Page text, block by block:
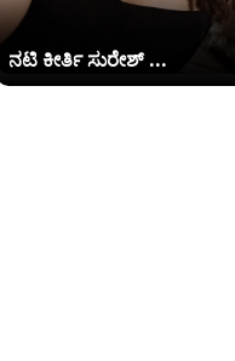
ನಟಿ ಕೀರ್ತಿ ಸುರೇಶ್ ...